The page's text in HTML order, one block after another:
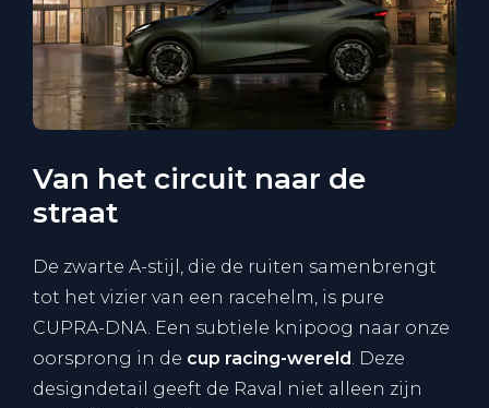
Van het circuit naar de
straat
De zwarte A-stijl, die de ruiten samenbrengt
tot het vizier van een racehelm, is pure
CUPRA-DNA. Een subtiele knipoog naar onze
oorsprong in de cup racing-wereld . Deze
designdetail geeft de Raval niet alleen zijn